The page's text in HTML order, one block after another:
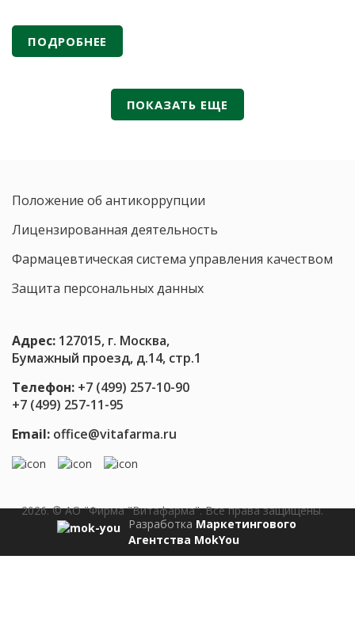
модуляторы нейропсихических состояний. По
данным публикаций в российских научных журналах
(«Вестник Российской академии медицинских наук»,
гастроэнтерология»
против
влияют
нейротрансмиттеры
ПОДРОБНЕЕ
ПОКАЗАТЬ ЕЩЕ
Положение об антикоррупции
Лицензированная деятельность
Фармацевтическая система управления качеством
Защита персональных данных
2026. © АО "Фирма "Витафарма". Все права защищены.
Адрес: 127015, г. Москва,
Бумажный проезд, д.14, стр.1
Телефон: +7 (499) 257-10-90
+7 (499) 257-11-95
Email: office@vitafarma.ru
Разработка Маркетингового
Агентства MokYou